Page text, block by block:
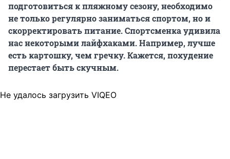
подготовиться к пляжному сезону, необходимо
не только регулярно заниматься спортом, но и
скорректировать питание. Спортсменка удивила
нас некоторыми лайфхаками. Например, лучше
есть картошку, чем гречку. Кажется, похудение
перестает быть скучным.
Не удалось загрузить VIQEO